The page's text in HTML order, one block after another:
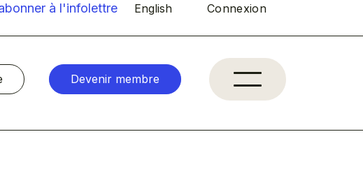
à l'infolettre English Connexion
Devenir membre